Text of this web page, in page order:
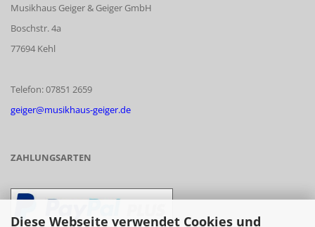
Diese Webseite verwendet Cookies und
Musikhaus Geiger & Geiger GmbH
Boschstr. 4a
77694 Kehl
Telefon: 07851 2659
geiger@musikhaus-geiger.de
ZAHLUNGSARTEN